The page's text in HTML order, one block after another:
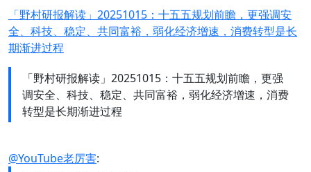
「野村研报解读」20251015：十五五规划前瞻，更强调安
全、科技、稳定、共同富裕，弱化经济增速，消费转型是长
期渐进过程
「野村研报解读」20251015：十五五规划前瞻，更强
调安全、科技、稳定、共同富裕，弱化经济增速，消费
转型是长期渐进过程
@YouTube老厉害: